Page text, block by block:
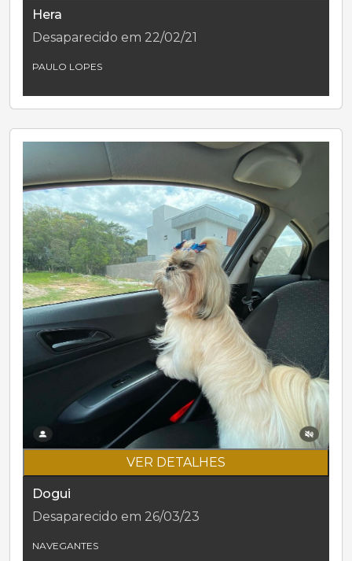
Hera
Desaparecido em 22/02/21
PAULO LOPES
VER DETALHES
Dogui
Desaparecido em 26/03/23
NAVEGANTES